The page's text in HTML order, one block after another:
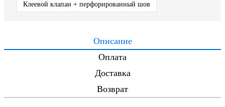
Клеевой клапан + перфорированный шов
Описание
Оплата
Доставка
Возврат